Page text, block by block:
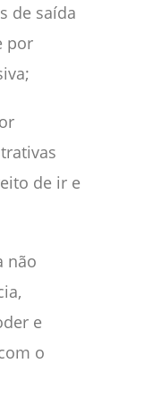
de saída
por
de ir e
não
e
o